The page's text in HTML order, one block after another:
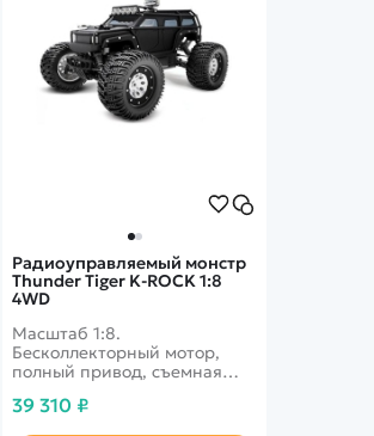
Радиоуправляемый монстр
Thunder Tiger K-ROCK 1:8
4WD
Масштаб 1:8.
Бесколлекторный мотор,
полный привод, съемная
батареи, звуковые эффекты,
39 310 ₽